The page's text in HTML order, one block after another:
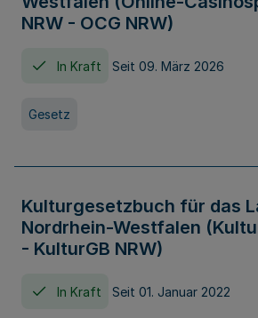
NRW - OCG NRW)
In Kraft Seit 09. März 2026
Gesetz
Kulturgesetzbuch für das
Nordrhein-Westfalen
- KulturGB NRW)
In Kraft Seit 01. Januar 2022